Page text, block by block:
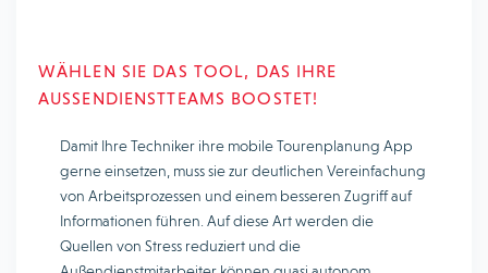
WÄHLEN SIE DAS TOOL, DAS IHRE
AUSSENDIENSTTEAMS BOOSTET!
Damit Ihre Techniker ihre mobile Tourenplanung App
gerne einsetzen, muss sie zur deutlichen Vereinfachung
von Arbeitsprozessen und einem besseren Zugriff auf
Informationen führen. Auf diese Art werden die
Quellen von Stress reduziert und die